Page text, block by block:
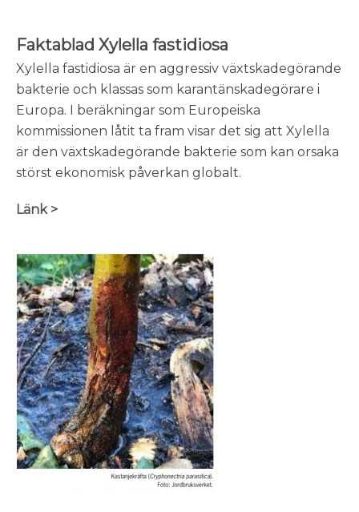
Faktablad Xylella fastidiosa
Xylella fastidiosa är en aggressiv växtskadegörande
bakterie och klassas som karantänskadegörare i
Europa. I beräkningar som Europeiska
kommissionen låtit ta fram visar det sig att Xylella
är den växtskadegörande bakterie som kan orsaka
störst ekonomisk påverkan globalt.
Länk >